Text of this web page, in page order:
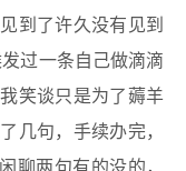
到了许久没有见到
过一条自己做滴滴
笑谈只是为了薅羊
几句，手续办完，